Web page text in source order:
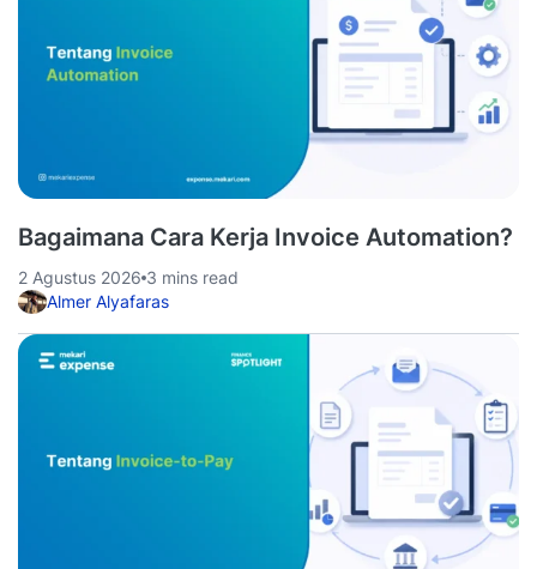
Bagaimana Cara Kerja Invoice Automation?
2 Agustus 2026 3 mins read
Almer Alyafaras